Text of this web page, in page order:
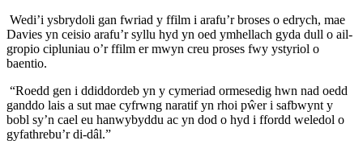
Wedi’i ysbrydoli gan fwriad y ffilm i arafu’r broses o edrych, mae
Davies yn ceisio arafu’r syllu hyd yn oed ymhellach gyda dull o ail-
gropio cipluniau o’r ffilm er mwyn creu proses fwy ystyriol o
baentio.
“Roedd gen i ddiddordeb yn y cymeriad ormesedig hwn nad oedd
ganddo lais a sut mae cyfrwng naratif yn rhoi pŵer i safbwynt y
bobl sy’n cael eu hanwybyddu ac yn dod o hyd i ffordd weledol o
gyfathrebu’r di-dâl.”